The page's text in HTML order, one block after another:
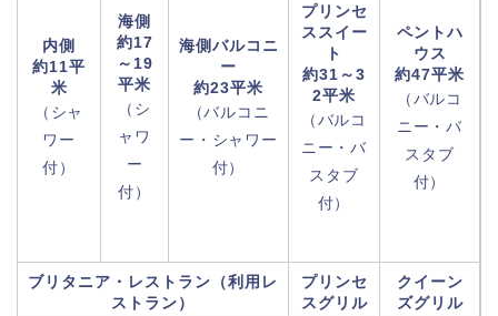
内側
約11平
米
（シャ
ワー
付）
海側
約17
～19
平米
（シ
ャワ
ー
付）
海側バルコニ
ー
約23平米
（バルコニ
ー・シャワー
付）
プリンセ
ススイー
ト
約31～3
2平米
（バルコ
ニー・バ
スタブ
付）
ペントハ
ウス
約47平米
（バルコ
ニー・バ
スタブ
付）
ブリタニア・レストラン（利用レ
ストラン）
プリンセ
スグリル
クイーン
ズグリル